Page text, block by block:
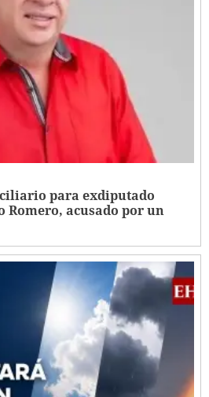
para exdiputado
Romero, acusado por un